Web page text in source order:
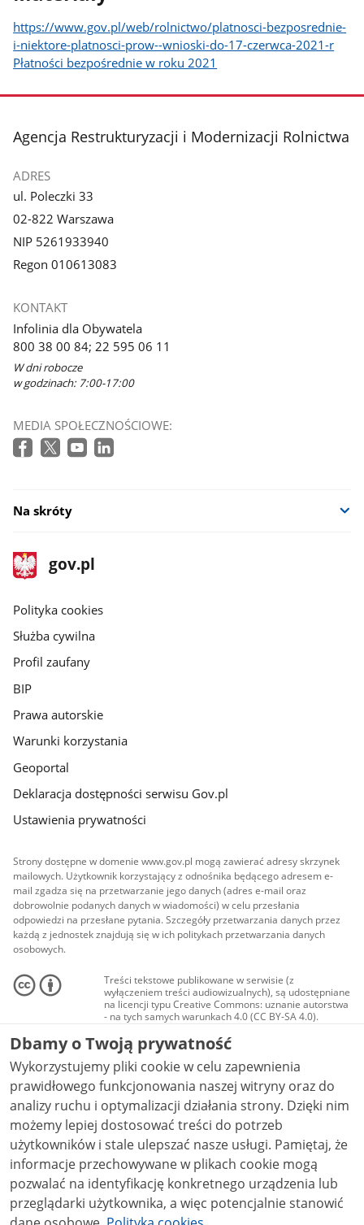
https://www.gov.pl/web/rolnictwo/platnosci-bezposrednie-
i-niektore-platnosci-prow--wnioski-do-17-czerwca-2021-r
Płatności bezpośrednie w roku 2021
stopka
Agencja Restrukturyzacji i Modernizacji Rolnictwa
ADRES
ul. Poleczki 33
02-822 Warszawa
NIP 5261933940
Regon 010613083
KONTAKT
Infolinia dla Obywatela
800 38 00 84; 22 595 06 11
W dni robocze
w godzinach: 7:00-17:00
MEDIA SPOŁECZNOŚCIOWE:
Na skróty
stopka
gov.pl
Strona
gov.pl
gov.pl
Polityka cookies
Służba cywilna
Profil zaufany
BIP
Prawa autorskie
Warunki korzystania
Geoportal
Deklaracja dostępności serwisu Gov.pl
Ustawienia prywatności
Strony dostępne w domenie www.gov.pl mogą zawierać adresy skrzynek
mailowych. Użytkownik korzystający z odnośnika będącego adresem e-
mail zgadza się na przetwarzanie jego danych (adres e-mail oraz
dobrowolnie podanych danych w wiadomości) w celu przesłania
odpowiedzi na przesłane pytania. Szczegóły przetwarzania danych przez
każdą z jednostek znajdują się w ich politykach przetwarzania danych
osobowych.
Treści tekstowe publikowane w serwisie (z
wyłączeniem treści audiowizualnych), są udostępniane
na licencji typu Creative Commons: uznanie autorstwa
- na tych samych warunkach 4.0 (CC BY-SA 4.0).
Materiały audiowizualne, w tym zdjęcia, materiały
audio i wideo, są udostępniane na licencji typu
Creative Commons: uznanie autorstwa użycie
niekomercyjne - bez utworów zależnych 4.0 (CC BY-
NC-ND 4.0), o ile nie jest to stwierdzone inaczej.
Dbamy o Twoją prywatność
Wykorzystujemy pliki cookie w celu zapewnienia
prawidłowego funkcjonowania naszej witryny oraz do
analizy ruchu i optymalizacji działania strony. Dzięki nim
możemy lepiej dostosować treści do potrzeb
użytkowników i stale ulepszać nasze usługi. Pamiętaj, że
informacje przechowywane w plikach cookie mogą
pozwalać na identyfikację konkretnego urządzenia lub
przeglądarki użytkownika, a więc potencjalnie stanowić